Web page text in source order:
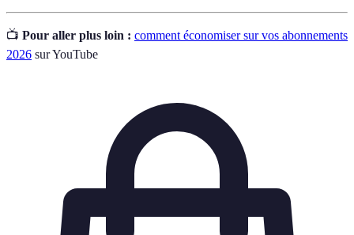
📺 Pour aller plus loin : comment économiser sur vos abonnements
2026 sur YouTube